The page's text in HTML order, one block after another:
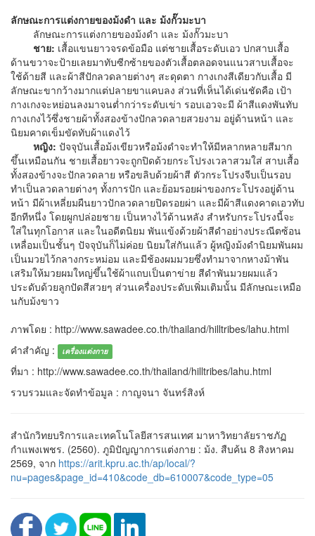
ลักษณะการแต่งกายของม้งดำ และ ม้งกั๊วมะบา
ลักษณะการแต่งกายของม้งดำ และ ม้งกั๊วมะบา
ชาย: เสื้อแขนยาวจรดข้อมือ แต่ชายเสื้อระดับเอว ปกสาบเสื้อ
ด้านขวาจะป้ายเลยมาทับซีกซ้ายของตัวเสื้อตลอดจนแนวสาบเสื้อจะ
ใช้ด้ายสี และผ้าสีปักลวดลายต่างๆ สะดุดตา กางเกงสีเดียวกับเสื้อ มี
ลักษณะขากว้างมากแต่ปลายขาแคบลง ส่วนที่เห็นได้เด่นชัดคือ เป้า
กางเกงจะหย่อนลงมาจนต่ำกว่าระดับเข่า รอบเอวจะมี ผ้าสีแดงพันทับ
กางเกงไว้ซึ่งชายผ้าทั้งสองข้างปักลวดลายสวยงาม อยู่ด้านหน้า และ
นิยมคาดเข็มขัดทับผ้าแดงไว้
หญิง: ปัจจุบันเสื้อม้งเขียวหรือม้งดำจะทำให้มีหลากหลายสีมาก
ขึ้นเหมือนกัน ชายเสื้อยาวจะถูกปิดด้วยกระโปรงเวลาสวมใส่ สาบเสื้อ
ทั้งสองข้างจะปักลวดลาย หรือขลิบด้วยผ้าสี ตัวกระโปรงจีบเป็นรอบ
ทำเป็นลวดลายต่างๆ ทั้งการปัก และย้อมรอยผ่าของกระโปรงอยู่ด้าน
หน้า มีผ้าเหลี่ยมผืนยาวปักลวดลายปิดรอยผ่า และมีผ้าสีแดงคาดเอวทับ
อีกทีหนึ่ง โดยผูกปล่อยชาย เป็นหางไว้ด้านหลัง สำหรับกระโปรงนี้จะ
ใส่ในทุกโอกาส และในอดีตนิยม พันแข้งด้วยผ้าสีดำอย่างประณีตซ้อน
เหลื่อมเป็นชั้นๆ ปัจจุบันก็ไม่ค่อย นิยมใส่กันแล้ว ผู้หญิงม้งดำนิยมพันผม
เป็นมวยไว้กลางกระหม่อม และมีช้องผมมวยซึ่งทำมาจากหางม้าพัน
เสริมให้มวยผมใหญ่ขึ้นใช้ผ้าแถบเป็นตาข่าย สีดำพันมวยผมแล้ว
ประดับด้วยลูกปัดสีสวยๆ ส่วนเครื่องประดับเพิ่มเติมนั้น มีลักษณะเหมือ
นกับม้งขาว
ภาพโดย : http://www.sawadee.co.th/thailand/hilltribes/lahu.html
คำสำคัญ :
เครื่องแต่งกาย
ที่มา : http://www.sawadee.co.th/thailand/hilltribes/lahu.html
รวบรวมและจัดทำข้อมูล : กาญจนา จันทร์สิงห์
สำนักวิทยบริการและเทคโนโลยีสารสนเทศ มาหาวิทยาลัยราชภัฏ
กำแพงเพชร. (2560). ภูมิปัญญาการแต่งกาย : ม้ง. สืบค้น 8 สิงหาคม
2569, จาก https://arit.kpru.ac.th/ap/local/?
nu=pages&page_id=410&code_db=610007&code_type=05